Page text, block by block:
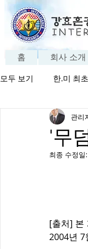
홈 회사 소개
모두 보기 한.미 최
방송 보기 탐
'무
관리
최종 수정일:
[출처] 본
2004년 7